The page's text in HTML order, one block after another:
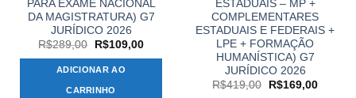
PARA EXAME NACIONAL
DA MAGISTRATURA) G7
JURÍDICO 2026
R$289,00
O
original
era:
R$289,00.
R$109,00O
ADICIONAR AO
CARRINHO
ESTADUAIS – MP +
COMPLEMENTARES
ESTADUAIS E FEDERAIS +
LPE + FORMAÇÃO
HUMANÍSTICA) G7
JURÍDICO 2026
R$419,00
O
R$169,00O